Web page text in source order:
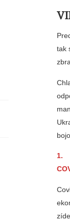
tak
1.
CO